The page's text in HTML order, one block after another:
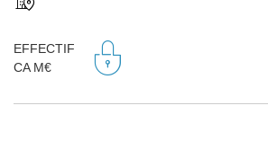
EFFECTIF
CA M€